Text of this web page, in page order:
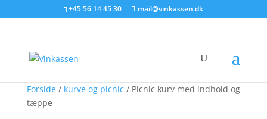
+45 56 14 45 30 mail@vinkassen.dk
Søg produkter - start med at skrive
Forside/ kurve og picnic / Picnic kurv med indhold og
tæppe